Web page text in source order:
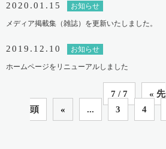
2020.01.15 お知らせ
メディア掲載集（雑誌）を更新いたしました。
2019.12.10 お知らせ
ホームページをリニューアルしました
7 / 7
« 先
頭
« ... 3 4